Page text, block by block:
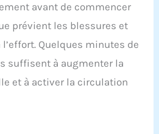
avant de commencer
prévient les blessures et
Quelques minutes de
suffisent à augmenter la
et à activer la circulation